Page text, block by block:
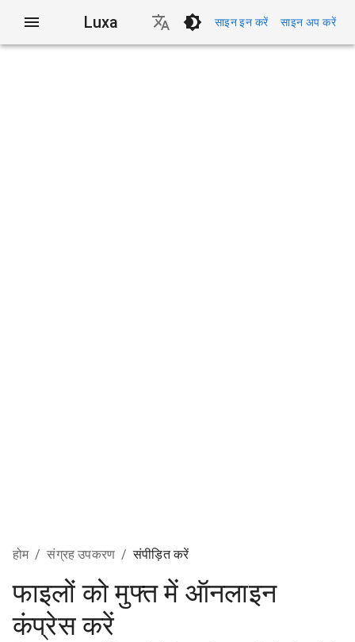
Luxa साइन इन करें साइन अप करें
होम / संग्रह उपकरण / संपीड़ित करें
फाइलों को मुफ्त में ऑनलाइन
कंप्रेस करें